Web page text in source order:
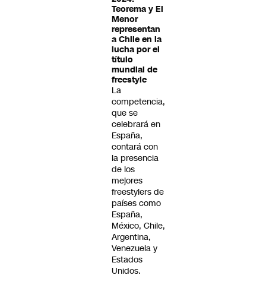
Teorema y El
Menor
representan
a Chile en la
lucha por el
título
mundial de
freestyle
La
competencia,
que se
celebrará en
España,
contará con
la presencia
de los
mejores
freestylers de
países como
España,
México, Chile,
Argentina,
Venezuela y
Estados
Unidos.